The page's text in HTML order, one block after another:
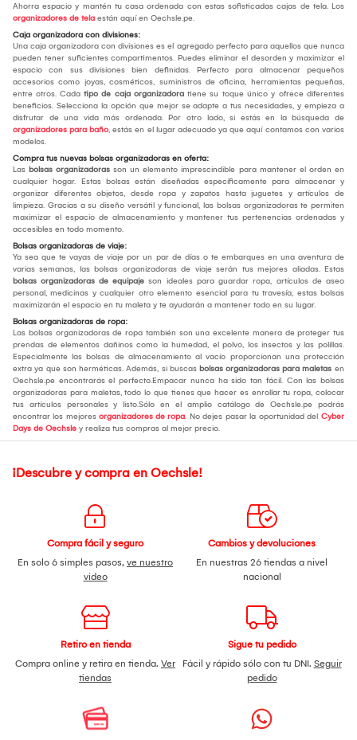
Ahorra espacio y mantén tu casa ordenada con estas sofisticadas cajas de tela. Los
organizadores de tela están aquí en Oechsle.pe.
Caja organizadora con divisiones:
Una caja organizadora con divisiones es el agregado perfecto para aquellos que nunca
pueden tener suficientes compartimentos. Puedes eliminar el desorden y maximizar el
espacio con sus divisiones bien definidas. Perfecto para almacenar pequeños
accesorios como joyas, cosméticos, suministros de oficina, herramientas pequeñas,
entre otros. Cada tipo de caja organizadora tiene su toque único y ofrece diferentes
beneficios. Selecciona la opción que mejor se adapte a tus necesidades, y empieza a
disfrutar de una vida más ordenada. Por otro lado, si estás en la búsqueda de
organizadores para baño, estás en el lugar adecuado ya que aquí contamos con varios
modelos.
Compra tus nuevas bolsas organizadoras en oferta:
Las bolsas organizadoras son un elemento imprescindible para mantener el orden en
cualquier hogar. Estas bolsas están diseñadas específicamente para almacenar y
organizar diferentes objetos, desde ropa y zapatos hasta juguetes y artículos de
limpieza. Gracias a su diseño versátil y funcional, las bolsas organizadoras te permiten
maximizar el espacio de almacenamiento y mantener tus pertenencias ordenadas y
accesibles en todo momento.
Bolsas organizadoras de viaje:
Ya sea que te vayas de viaje por un par de días o te embarques en una aventura de
varias semanas, las bolsas organizadoras de viaje serán tus mejores aliadas. Estas
bolsas organizadoras de equipaje son ideales para guardar ropa, artículos de aseo
personal, medicinas y cualquier otro elemento esencial para tu travesía, estas bolsas
maximizarán el espacio en tu maleta y te ayudarán a mantener todo en su lugar.
Bolsas organizadoras de ropa:
Las bolsas organizadoras de ropa también son una excelente manera de proteger tus
prendas de elementos dañinos como la humedad, el polvo, los insectos y las polillas.
Especialmente las bolsas de almacenamiento al vacío proporcionan una protección
extra ya que son herméticas. Además, si buscas bolsas organizadoras para maletas en
Oechsle.pe encontrarás el perfecto.Empacar nunca ha sido tan fácil. Con las bolsas
organizadoras para maletas, todo lo que tienes que hacer es enrollar tu ropa, colocar
tus artículos personales y listo.Sólo en el amplio catálogo de Oechsle.pe podrás
encontrar los mejores organizadores de ropa. No dejes pasar la oportunidad del Cyber
Days de Oechsle y realiza tus compras al mejor precio.
¡Descubre y compra en Oechsle!
Compra fácil y seguro
En solo 6 simples pasos, ve nuestro
video
Cambios y devoluciones
En nuestras 26 tiendas a nivel
nacional
Retiro en tienda
Compra online y retira en tienda. Ver
tiendas
Sigue tu pedido
Fácil y rápido sólo con tu DNI. Seguir
pedido